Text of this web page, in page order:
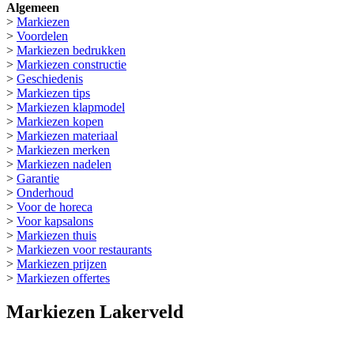
Algemeen
> Markiezen
> Voordelen
> Markiezen bedrukken
> Markiezen constructie
> Geschiedenis
> Markiezen tips
> Markiezen klapmodel
> Markiezen kopen
> Markiezen materiaal
> Markiezen merken
> Markiezen nadelen
> Garantie
> Onderhoud
> Voor de horeca
> Voor kapsalons
> Markiezen thuis
> Markiezen voor restaurants
> Markiezen prijzen
> Markiezen offertes
Markiezen Lakerveld